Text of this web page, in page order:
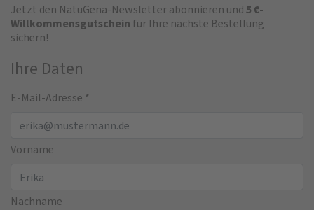
Jetzt den NatuGena-Newsletter abonnieren und5 €-
Willkommensgutschein für Ihre nächste Bestellung
sichern!
Ihre Daten
E-Mail-Adresse *
Vorname
Nachname